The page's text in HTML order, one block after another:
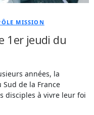
MISSION
1er jeudi du
années, la
de la France
disciples à vivre leur foi